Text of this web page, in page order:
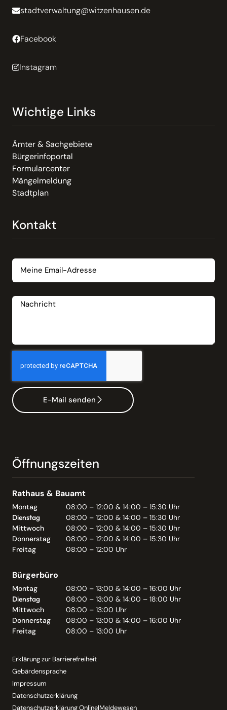
stadtverwaltung@witzenhausen.de
Facebook
Instagram
Wichtige Links
Ämter & Sachgebiete
Bürgerinfoportal
Formularcenter
Mängelmeldung
Stadtplan
Kontakt
E-Mail senden
Öffnungszeiten
Rathaus & Bauamt
Montag
08:00 – 12:00 & 14:00 – 15:30 Uhr
Dienstag
08:00 – 12:00 & 14:00 – 15:30 Uhr
Mittwoch
08:00 – 12:00 & 14:00 – 15:30 Uhr
Donnerstag
08:00 – 12:00 & 14:00 – 15:30 Uhr
Freitag
08:00 – 12:00 Uhr
Bürgerbüro
Montag
08:00 – 13:00 & 14:00 – 16:00 Uhr
Dienstag
08:00 – 13:00 & 14:00 – 18:00 Uhr
Mittwoch
08:00 – 13:00 Uhr
Donnerstag
08:00 – 13:00 & 14:00 – 16:00 Uhr
Freitag
08:00 – 13:00 Uhr
Erklärung zur Barrierefreiheit
Gebärdensprache
Impressum
Datenschutzerklärung
Datenschutzerklärung Online|Meldewesen